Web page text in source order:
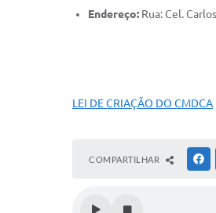
Endereço: Rua: Cel.
LEI DE CRIAÇÃO DO CMDCA
COMPARTILHAR